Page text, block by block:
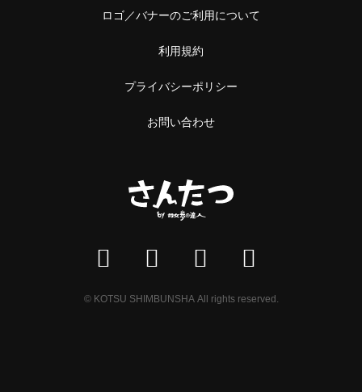
ロゴ／バナーのご利用について
利用規約
プライバシーポリシー
お問い合わせ
© KOTSU SHIMBUNSHA All rights reserved.